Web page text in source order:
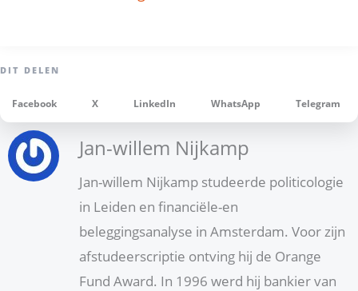
Facebook X LinkedIn WhatsApp Telegram
Jan-willem Nijkamp
Jan-willem Nijkamp studeerde politicologie
in Leiden en financiële-en
beleggingsanalyse in Amsterdam. Voor zijn
afstudeerscriptie ontving hij de Orange
Fund Award. In 1996 werd hij bankier van